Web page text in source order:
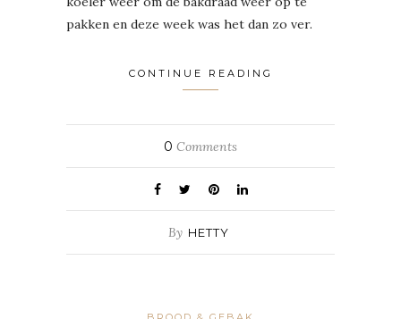
pakken en deze week was het dan zo ver.
CONTINUE READING
0 Comments
By HETTY